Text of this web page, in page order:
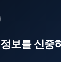
보를 신중